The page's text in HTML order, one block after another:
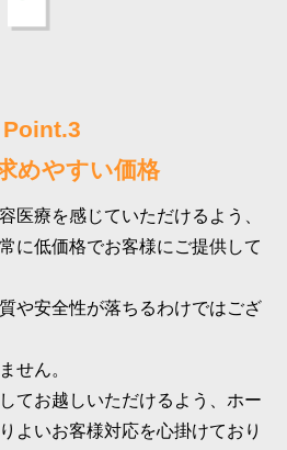
Point.3
めやすい価格
医療を感じていただけるよう、
に低価格でお客様にご提供して
や安全性が落ちるわけではござ
せん。
てお越しいただけるよう、ホー
よいお客様対応を心掛けており